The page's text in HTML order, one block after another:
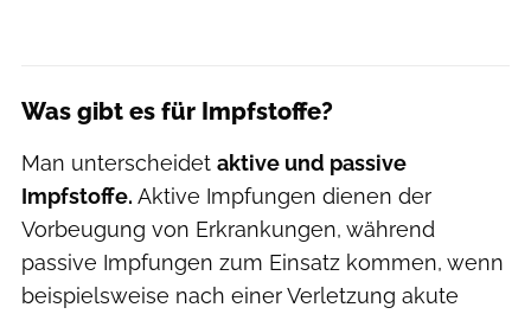
Was gibt es für Impfstoffe?
Man unterscheidet aktive und passive
Impfstoffe. Aktive Impfungen dienen der
Vorbeugung von Erkrankungen, während
passive Impfungen zum Einsatz kommen, wenn
beispielsweise nach einer Verletzung akute